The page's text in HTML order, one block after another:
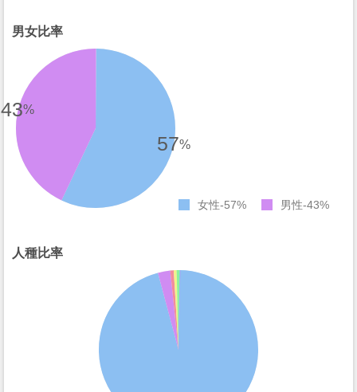
男女比率
57%
43%
女性 57% 男性 43%
人種比率